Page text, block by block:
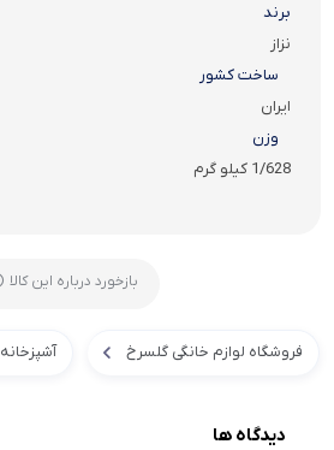
برند
نزاز
ساخت کشور
ایران
وزن
1/628 کیلو گرم
بازخورد درباره این کالا
فروشگاه لوازم خانگی گلسرخ آشپزخانه
دیدگاه ها